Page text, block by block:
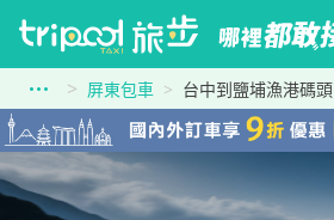
屏東包車 台中到鹽埔漁港碼頭